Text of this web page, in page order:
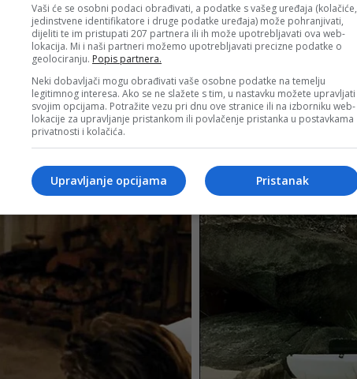
Vaši će se osobni podaci obrađivati, a podatke s vašeg uređaja (kolačiće,
jedinstvene identifikatore i druge podatke uređaja) može pohranjivati,
dijeliti te im pristupati 207 partnera ili ih može upotrebljavati ova web-
lokacija. Mi i naši partneri možemo upotrebljavati precizne podatke o
geolociranju. Popis partnera.
Neki dobavljači mogu obrađivati vaše osobne podatke na temelju
legitimnog interesa. Ako se ne slažete s tim, u nastavku možete upravljati
svojim opcijama. Potražite vezu pri dnu ove stranice ili na izborniku web-
lokacije za upravljanje pristankom ili povlačenje pristanka u postavkama
privatnosti i kolačića.
Pristanak
Upravljanje opcijama